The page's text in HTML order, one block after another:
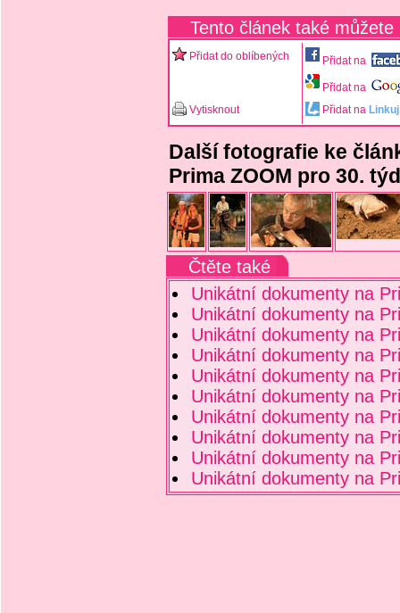
Tento článek také můžete
Přidat do oblíbených Přidat na
Přidat na
Vytisknout
Přidat na Linkuj
Další fotografie ke
Prima ZOOM pro 30.
Čtěte také
Unikátní dokumenty na
Unikátní dokumenty na
Unikátní dokumenty na
Unikátní dokumenty na
Unikátní dokumenty na
Unikátní dokumenty na
Unikátní dokumenty na
Unikátní dokumenty na
Unikátní dokumenty na
Unikátní dokumenty na